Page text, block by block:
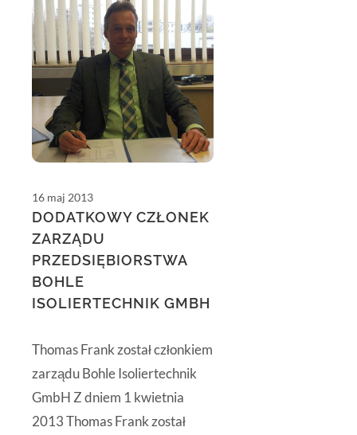
16 maj 2013
DODATKOWY CZŁONEK
ZARZĄDU
PRZEDSIĘBIORSTWA
BOHLE
ISOLIERTECHNIK GMBH
Thomas Frank został członkiem
zarządu Bohle Isoliertechnik
GmbH Z dniem 1 kwietnia
2013 Thomas Frank został